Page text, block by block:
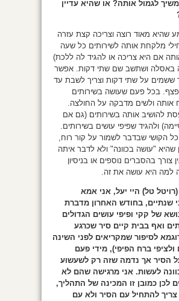
לגמול אותה? או שהיא עדיין
שהיא מאוד רוצה וצריכה קצת עזרה
מלקחת אותה לשירותים כל שעה
אם היא צריכה או להגיד לה ללכת)
באסלה ושתשב שם שתי דקות. אפשר
ששמים על שתי דקות וצריך לשבת עד
בכל פעם שעושה בשירותים
אותה ולשים מדבקה על החולצה.
להושיב אותה בשירותים (גם אם
ולהגיד שפיפי עושים בשירותים.
הקושי שבדבר לשמור על קור רוח,
"עושה בכוונה" ולא לדבר איתה
צורך בהסברים נוספים או בניסיון
למה היא עושה את זה.
(רויטל טל) היי יעל, אני אמא
שנתיים, בחודש האחרון מדברת
של קקי ופיפי עושים הגדולים
ואף בבית קיים סיר שכרגע
לסיפור שמקריאים לפני השינה
ולציפי ברח הפיפי), מידי פעם
הסיר אך נדמה שזה רק לשעשוע
לעשות. אני מרגישה שהם לא
לכן כמובן זו המכינה של התהליך,
להתחיל עם הסיר ולא עם